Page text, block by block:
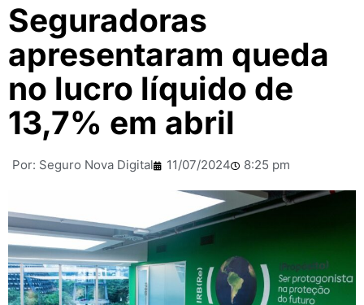
Seguradoras
apresentaram queda
no lucro líquido de
13,7% em abril
Por: Seguro Nova Digital 11/07/2024 8:25 pm